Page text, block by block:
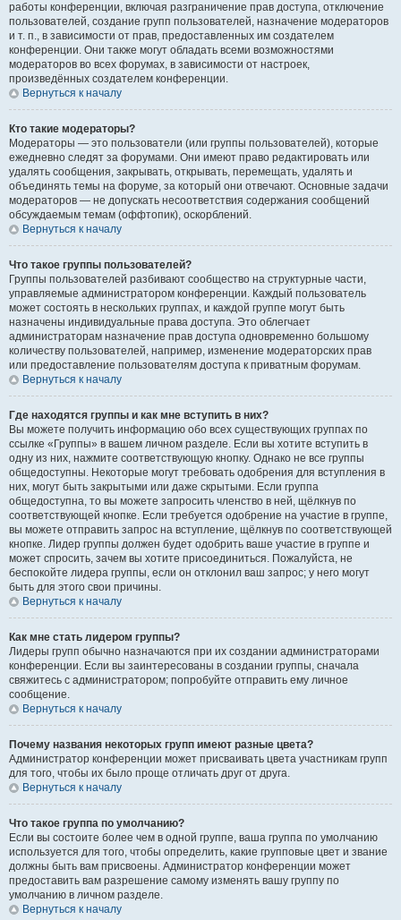
работы конференции, включая разграничение прав доступа, отключение
пользователей, создание групп пользователей, назначение модераторов
и т. п., в зависимости от прав, предоставленных им создателем
конференции. Они также могут обладать всеми возможностями
модераторов во всех форумах, в зависимости от настроек,
произведённых создателем конференции.
Вернуться к началу
Кто такие модераторы?
Модераторы — это пользователи (или группы пользователей), которые
ежедневно следят за форумами. Они имеют право редактировать или
удалять сообщения, закрывать, открывать, перемещать, удалять и
объединять темы на форуме, за который они отвечают. Основные задачи
модераторов — не допускать несоответствия содержания сообщений
обсуждаемым темам (оффтопик), оскорблений.
Вернуться к началу
Что такое группы пользователей?
Группы пользователей разбивают сообщество на структурные части,
управляемые администратором конференции. Каждый пользователь
может состоять в нескольких группах, и каждой группе могут быть
назначены индивидуальные права доступа. Это облегчает
администраторам назначение прав доступа одновременно большому
количеству пользователей, например, изменение модераторских прав
или предоставление пользователям доступа к приватным форумам.
Вернуться к началу
Где находятся группы и как мне вступить в них?
Вы можете получить информацию обо всех существующих группах по
ссылке «Группы» в вашем личном разделе. Если вы хотите вступить в
одну из них, нажмите соответствующую кнопку. Однако не все группы
общедоступны. Некоторые могут требовать одобрения для вступления в
них, могут быть закрытыми или даже скрытыми. Если группа
общедоступна, то вы можете запросить членство в ней, щёлкнув по
соответствующей кнопке. Если требуется одобрение на участие в группе,
вы можете отправить запрос на вступление, щёлкнув по соответствующей
кнопке. Лидер группы должен будет одобрить ваше участие в группе и
может спросить, зачем вы хотите присоединиться. Пожалуйста, не
беспокойте лидера группы, если он отклонил ваш запрос; у него могут
быть для этого свои причины.
Вернуться к началу
Как мне стать лидером группы?
Лидеры групп обычно назначаются при их создании администраторами
конференции. Если вы заинтересованы в создании группы, сначала
свяжитесь с администратором; попробуйте отправить ему личное
сообщение.
Вернуться к началу
Почему названия некоторых групп имеют разные цвета?
Администратор конференции может присваивать цвета участникам групп
для того, чтобы их было проще отличать друг от друга.
Вернуться к началу
Что такое группа по умолчанию?
Если вы состоите более чем в одной группе, ваша группа по умолчанию
используется для того, чтобы определить, какие групповые цвет и звание
должны быть вам присвоены. Администратор конференции может
предоставить вам разрешение самому изменять вашу группу по
умолчанию в личном разделе.
Вернуться к началу